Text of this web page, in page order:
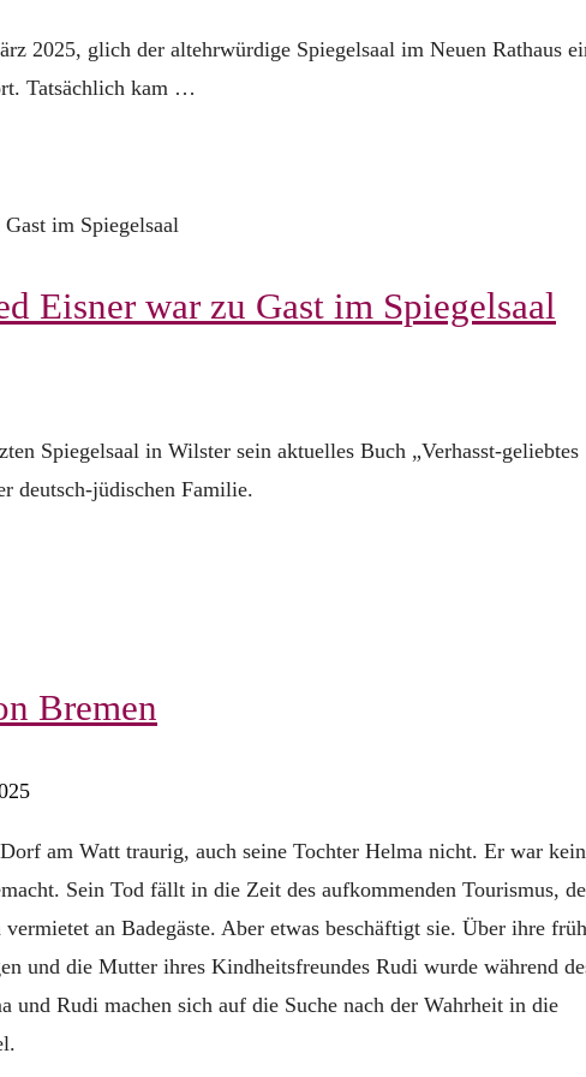
2025, glich der altehrwürdige Spiegelsaal im Neuen Rathaus
Tatsächlich kam …
Eisner war zu Gast im Spiegelsaal
Spiegelsaal in Wilster sein aktuelles Buch „Verhasst-geliebtes
deutsch-jüdischen Familie.
Bremen
am Watt traurig, auch seine Tochter Helma nicht. Er war kein
Sein Tod fällt in die Zeit des aufkommenden Tourismus,
an Badegäste. Aber etwas beschäftigt sie. Über ihre früh
und die Mutter ihres Kindheitsfreundes Rudi wurde während
und Rudi machen sich auf die Suche nach der Wahrheit in die